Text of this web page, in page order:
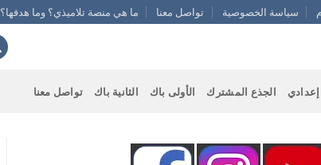
سياسة الخصوصية تواصل معنا ما هي منصة تلاميذي؟ وما هدفها؟
إعدادي الجذع المشترك الأولى باك الثانية باك تواصل معنا